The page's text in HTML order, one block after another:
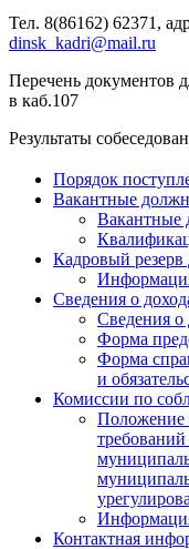
Тел. 8(86162) 62371,
dinsk_kadri@mail.ru
Перечень документов
в каб.107
Результаты
Порядок
Вакантные
Вакантные
Кадровый
Сведения о
Сведения о
Форма
Форма
и
Комиссии по
Положение
Контактная